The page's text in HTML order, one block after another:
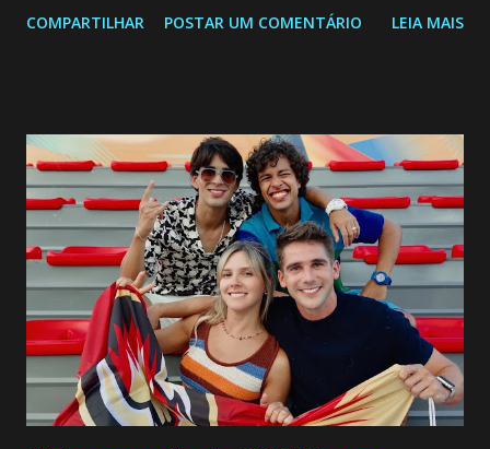
a Programação Semanal do SBT de 08/06/26 a 14/06/26
confessa a Gabriel que ele demonstrou ser o tipo de
pessoa que ela tanto desejou durante toda a vida. Camila
entra no quarto de Gabriel e imagina como seria o
encontro deles, quando conseguir seduzi-lo. Manuel avisa a
Paula sobre a suposta infidelidade de Gabriel com Joana.
Rogerio consegue se livrar de todas as suspeitas pelo
desaparecimento de Francisco, apontando que ele poderia
ter sido vítima da fúria de Gabriel. Artur informa a Gabriel
que a clínica inseminou por engano outra paciente, que está
...
COMPARTILHAR POSTAR UM COMENTÁRIO LEIA MAIS